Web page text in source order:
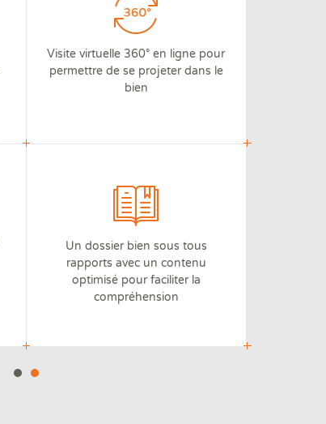
Visite virtuelle 360° en ligne pour
permettre de se projeter dans le
bien
Un dossier bien sous tous
rapports avec un contenu
optimisé pour faciliter la
compréhension